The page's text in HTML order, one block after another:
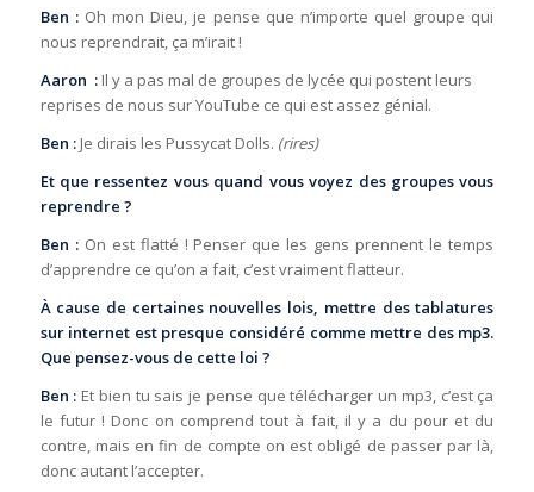
Ben :Oh mon Dieu, je pense que n’importe quel groupe qui
nous reprendrait, ça m’irait !
Aaron :Il y a pas mal de groupes de lycée qui postent leurs
reprises de nous sur YouTube ce qui est assez génial.
Ben :Je dirais les Pussycat Dolls. (rires)
Et que ressentez vous quand vous voyez des groupes vous
reprendre ?
Ben :On est flatté ! Penser que les gens prennent le temps
d’apprendre ce qu’on a fait, c’est vraiment flatteur.
À cause de certaines nouvelles lois, mettre des tablatures
sur internet est presque considéré comme mettre des mp3.
Que pensez-vous de cette loi ?
Ben : Et bien tu sais je pense que télécharger un mp3, c’est ça
le futur ! Donc on comprend tout à fait, il y a du pour et du
contre, mais en fin de compte on est obligé de passer par là,
donc autant l’accepter.